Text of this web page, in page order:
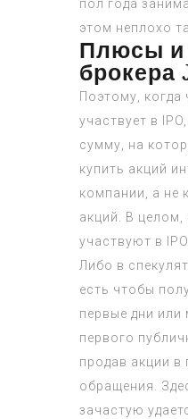
пол года
этом неплохо
Плюсы и
брокера
Поэтому, когда
участвует в
сумму, на
купить акций
компании, а не
акций. В целом,
участвуют в
Либо в
есть чтобы
первые дни или
первого
продав акции в
обращения.
зачастую